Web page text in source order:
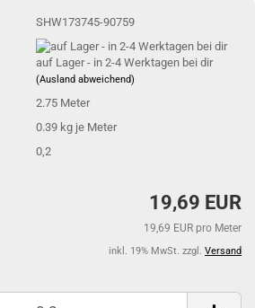
SHW173745-90759
auf Lager - in 2-4 Werktagen bei dir
(Ausland abweichend)
2.75 Meter
0.39 kg je Meter
0,2
19,69 EUR
19,69 EUR pro Meter
inkl. 19% MwSt. zzgl. Versand